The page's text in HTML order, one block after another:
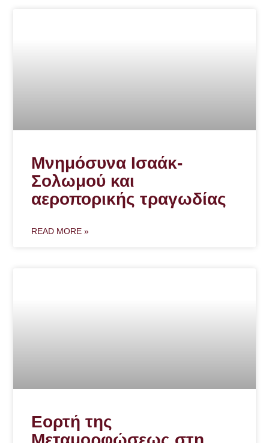
Μνημόσυνα Ισαάκ-
Σολωμού και
αεροπορικής τραγωδίας
READ MORE »
Εορτή της